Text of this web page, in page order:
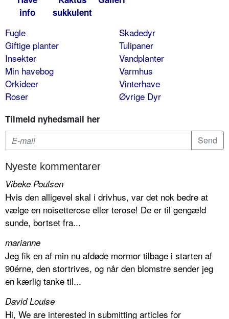
info
sukkulent
Fugle
Giftige planter
Insekter
Min havebog
Orkideer
Roser
Skadedyr
Tulipaner
Vandplanter
Varmhus
Vinterhave
Øvrige Dyr
Tilmeld nyhedsmail her
Nyeste kommentarer
Vibeke Poulsen
Hvis den alligevel skal i drivhus, var det nok bedre at
vælge en noisetterose eller terose! De er til gengæld
sunde, bortset fra...
marianne
Jeg fik en af min nu afdøde mormor tilbage i starten af
90érne, den stortrives, og når den blomstre sender jeg
en kærlig tanke til...
David Louise
Hi, We are interested in submitting articles for